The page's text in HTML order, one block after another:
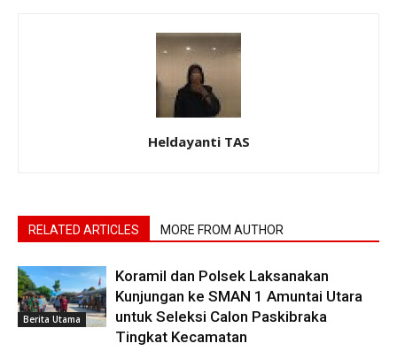
Heldayanti TAS
RELATED ARTICLES MORE FROM AUTHOR
Berita Utama
Koramil dan Polsek Laksanakan
Kunjungan ke SMAN 1 Amuntai Utara
untuk Seleksi Calon Paskibraka
Tingkat Kecamatan